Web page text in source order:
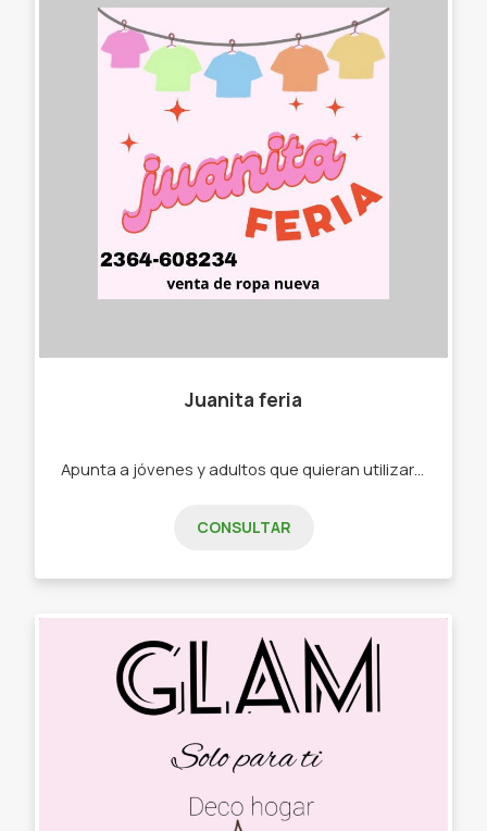
Juanita feria
CONSULTAR